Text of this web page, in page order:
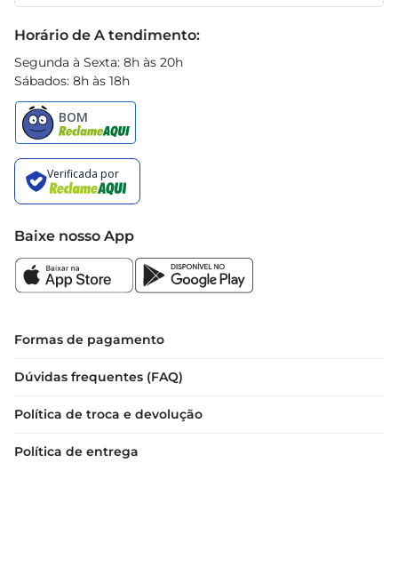
benefícios que esse ingrediente pode oferecer e
surpreenda sua família e amigos com receitas
deliciosas e nutritivas.
Horário de A tendimento:
Segunda à Sexta: 8h às 20h
Sábados: 8h às 18h
Baixe nosso App
Formas de pagamento
Dúvidas frequentes (FAQ)
Política de troca e devolução
Política de entrega